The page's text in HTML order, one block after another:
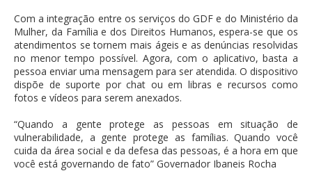
Com a integração entre os serviços do GDF e do Ministério da
Mulher, da Família e dos Direitos Humanos, espera-se que os
atendimentos se tornem mais ágeis e as denúncias resolvidas
no menor tempo possível. Agora, com o aplicativo, basta a
pessoa enviar uma mensagem para ser atendida. O dispositivo
dispõe de suporte por chat ou em libras e recursos como
fotos e vídeos para serem anexados.
“Quando a gente protege as pessoas em situação de
vulnerabilidade, a gente protege as famílias. Quando você
cuida da área social e da defesa das pessoas, é a hora em que
você está governando de fato” Governador Ibaneis Rocha